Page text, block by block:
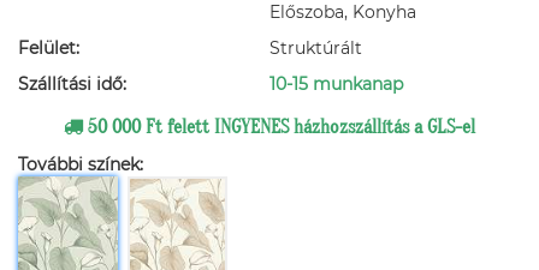
Előszoba, Konyha
Felület:
Struktúrált
Szállítási idő:
10-15 munkanap
50 000 Ft felett INGYENES házhozszállítás a GLS-el
További színek: